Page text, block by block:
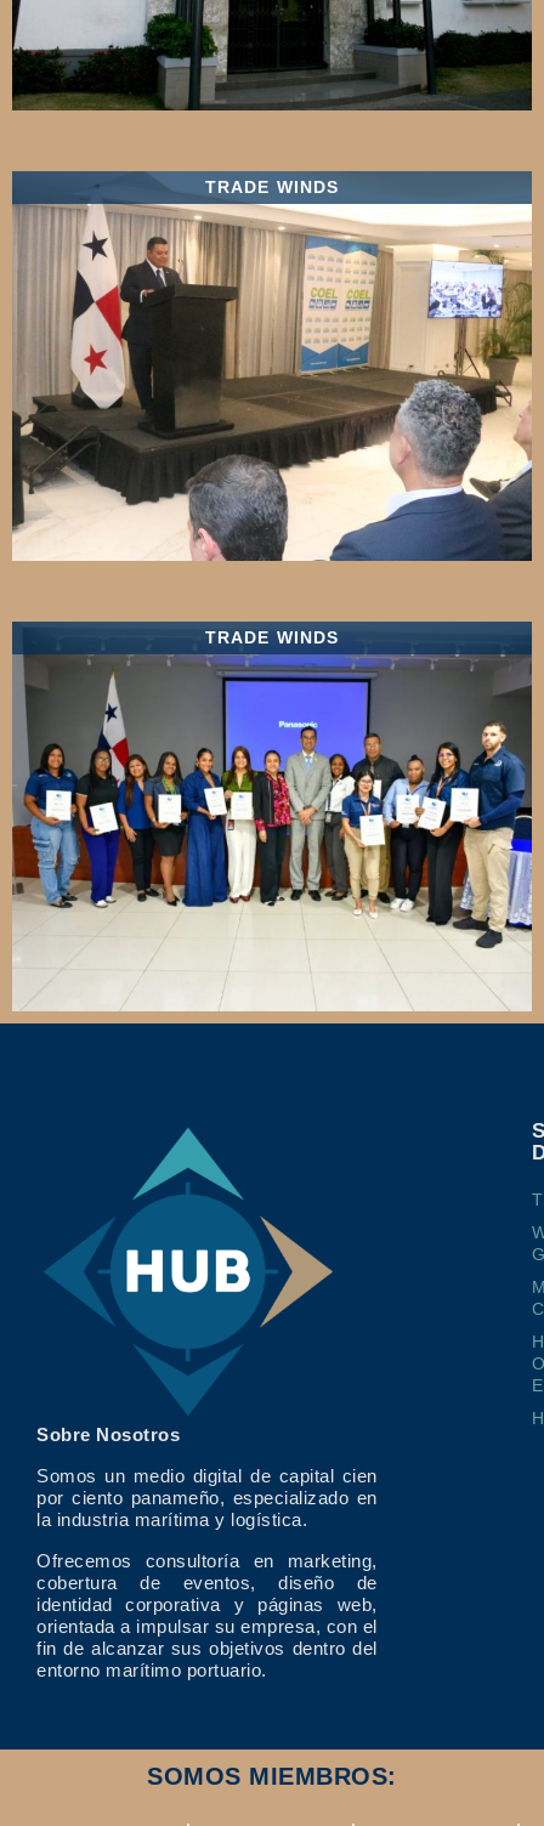
TRADE WINDS
TRADE WINDS
Sobre Nosotros
Somos un medio digital de capital cien
por ciento panameño, especializado en
la industria marítima y logística.
Ofrecemos consultoría en marketing,
cobertura de eventos, diseño de
identidad corporativa y páginas web,
orientada a impulsar su empresa, con el
fin de alcanzar sus objetivos dentro del
entorno marítimo portuario.
SOMOS MIEMBROS: